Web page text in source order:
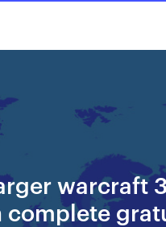
warcraft 3
complete